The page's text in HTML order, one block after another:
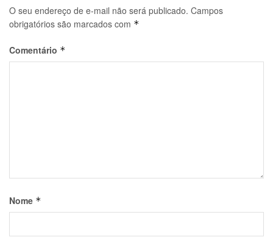
O seu endereço de e-mail não será publicado. Campos
obrigatórios são marcados com *
Comentário *
Nome *